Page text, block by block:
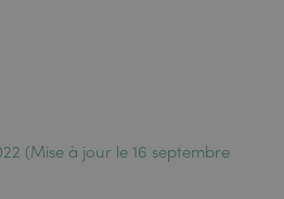
(Mise à jour le 16 septembre